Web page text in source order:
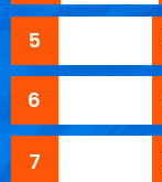
5
6
7